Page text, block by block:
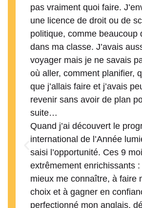
pas vraiment quoi faire.
une licence de droit ou de
politique, comme beaucoup
dans ma classe. J’avais
voyager mais je ne savais
où aller, comment planifier,
que j’allais faire et j’avais
revenir sans avoir de plan
suite…
Quand j’ai découvert le
international de l’Année
saisi l’opportunité. Ces 9
extrêmement enrichissants :
mieux me connaître, à faire
choix et à gagner en
perfectionné mon anglais,